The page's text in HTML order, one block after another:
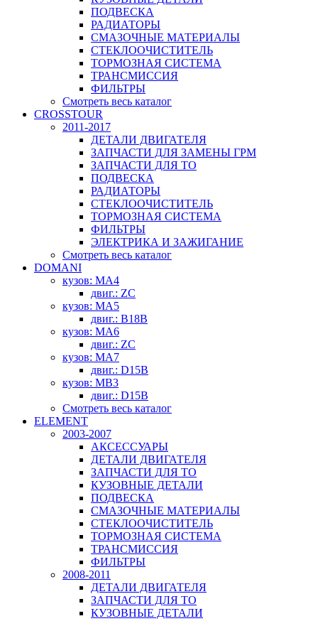
ПОДВЕСКА
РАДИАТОРЫ
СМАЗОЧНЫЕ МАТЕРИАЛЫ
СТЕКЛООЧИСТИТЕЛЬ
ТОРМОЗНАЯ СИСТЕМА
ТРАНСМИССИЯ
ФИЛЬТРЫ
Смотреть весь каталог
CROSSTOUR
2011-2017
ДЕТАЛИ ДВИГАТЕЛЯ
ЗАПЧАСТИ ДЛЯ ЗАМЕНЫ ГРМ
ЗАПЧАСТИ ДЛЯ ТО
ПОДВЕСКА
РАДИАТОРЫ
СТЕКЛООЧИСТИТЕЛЬ
ТОРМОЗНАЯ СИСТЕМА
ФИЛЬТРЫ
ЭЛЕКТРИКА И ЗАЖИГАНИЕ
Смотреть весь каталог
DOMANI
кузов: MA4
двиг.: ZC
кузов: MA5
двиг.: B18B
кузов: MA6
двиг.: ZC
кузов: MA7
двиг.: D15B
кузов: MB3
двиг.: D15B
Смотреть весь каталог
ELEMENT
2003-2007
АКСЕССУАРЫ
ДЕТАЛИ ДВИГАТЕЛЯ
ЗАПЧАСТИ ДЛЯ ТО
КУЗОВНЫЕ ДЕТАЛИ
ПОДВЕСКА
СМАЗОЧНЫЕ МАТЕРИАЛЫ
СТЕКЛООЧИСТИТЕЛЬ
ТОРМОЗНАЯ СИСТЕМА
ТРАНСМИССИЯ
ФИЛЬТРЫ
2008-2011
ДЕТАЛИ ДВИГАТЕЛЯ
ЗАПЧАСТИ ДЛЯ ТО
КУЗОВНЫЕ ДЕТАЛИ